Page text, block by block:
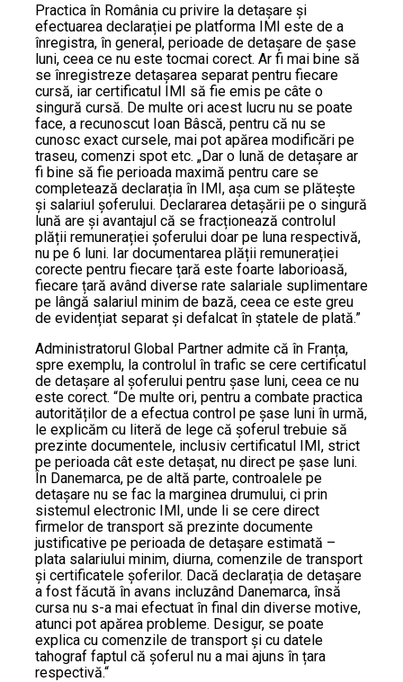
Practica în România cu privire la detașare și
efectuarea declarației pe platforma IMI este de a
înregistra, în general, perioade de detașare de șase
luni, ceea ce nu este tocmai corect. Ar fi mai bine să
se înregistreze detașarea separat pentru fiecare
cursă, iar certificatul IMI să fie emis pe câte o
singură cursă. De multe ori acest lucru nu se poate
face, a recunoscut Ioan Bâscă, pentru că nu se
cunosc exact cursele, mai pot apărea modificări pe
traseu, comenzi spot etc. „Dar o lună de detașare ar
fi bine să fie perioada maximă pentru care se
completează declarația în IMI, așa cum se plătește
și salariul șoferului. Declararea detașării pe o singură
lună are și avantajul că se fracționează controlul
plății remunerației șoferului doar pe luna respectivă,
nu pe 6 luni. Iar documentarea plății remunerației
corecte pentru fiecare țară este foarte laborioasă,
fiecare țară având diverse rate salariale suplimentare
pe lângă salariul minim de bază, ceea ce este greu
de evidențiat separat și defalcat în ștatele de plată.”
Administratorul Global Partner admite că în Franța,
spre exemplu, la controlul în trafic se cere certificatul
de detașare al șoferului pentru șase luni, ceea ce nu
este corect. “De multe ori, pentru a combate practica
autorităților de a efectua control pe șase luni în urmă,
le explicăm cu literă de lege că șoferul trebuie să
prezinte documentele, inclusiv certificatul IMI, strict
pe perioada cât este detașat, nu direct pe șase luni.
În Danemarca, pe de altă parte, controalele pe
detașare nu se fac la marginea drumului, ci prin
sistemul electronic IMI, unde li se cere direct
firmelor de transport să prezinte documente
justificative pe perioada de detașare estimată –
plata salariului minim, diurna, comenzile de transport
și certificatele șoferilor. Dacă declarația de detașare
a fost făcută în avans incluzând Danemarca, însă
cursa nu s-a mai efectuat în final din diverse motive,
atunci pot apărea probleme. Desigur, se poate
explica cu comenzile de transport și cu datele
tahograf faptul că șoferul nu a mai ajuns în țara
respectivă.“